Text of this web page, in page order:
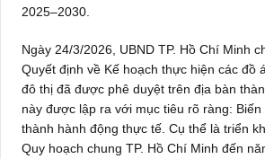
2025–2030.
Ngày 24/3/2026, UBND TP. Hồ Chí Minh
Quyết định về Kế hoạch thực hiện các đồ
đô thị đã được phê duyệt trên địa bàn
này được lập ra với mục tiêu rõ ràng:
thành hành động thực tế. Cụ thể là triển
Quy hoạch chung TP. Hồ Chí Minh đến